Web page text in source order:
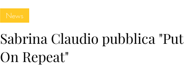
Sabrina Claudio pubblica "Put
On Repeat"
News